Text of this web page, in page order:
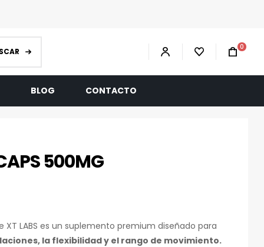
0
BLOG CONTACTO
500MG
XT LABS es un suplemento premium diseñado para
la flexibilidad y el rango de movimiento.